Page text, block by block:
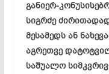
განიერ-
სიგრძე
მესამედს ან
აგრეთვე
საშუალო